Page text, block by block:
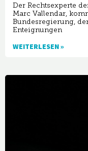
Der Rechtsexperte
Marc Vallendar,
Bundesregierung,
Enteignungen
WEITERLESEN »